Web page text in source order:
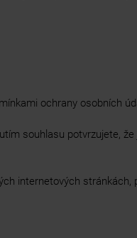
ochrany osobních
souhlasu potvrzujete,
internetových